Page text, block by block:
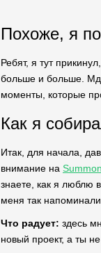
Похоже, я
Ребят, я тут
больше и больше.
моменты, которые
Как я
Итак, для начала,
внимание на
знаете, как я люблю
меня так
Что радует: здесь
новый проект, а ты